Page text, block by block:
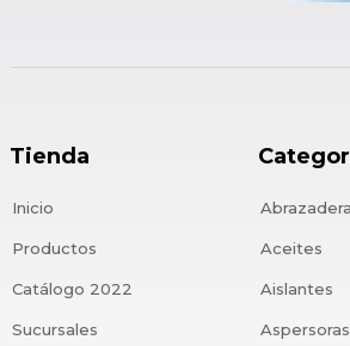
Tienda
Inicio
Productos
Catálogo 2022
Sucursales
Aceites
Aislantes
Aspersoras